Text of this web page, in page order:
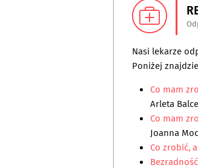
Nasi lekarze
Poniżej
Co mam
Arleta
Co mam
Joanna
Co zrobić,